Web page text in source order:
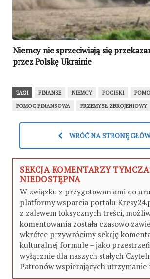
Niemcy nie sprzeciwiają się
przez Polskę Ukrainie
TAGI FINANSE NIEMCY POCISKI
POMOC FINANSOWA
PRZEMYSŁ ZBROJENIOWY
WRÓĆ NA STRONĘ
SEKCJA KOMENTARZY
NIEDOSTĘPNA
W związku z przygotowaniami do
platformy wsparcia portalu
z zalewem toksycznych treści,
komentowania została czasowo
wkrótce przywrócimy sekcję
kulturalnej formule – jako
wyłącznie dla naszych stałych
Patronów wspierających utrzymanie